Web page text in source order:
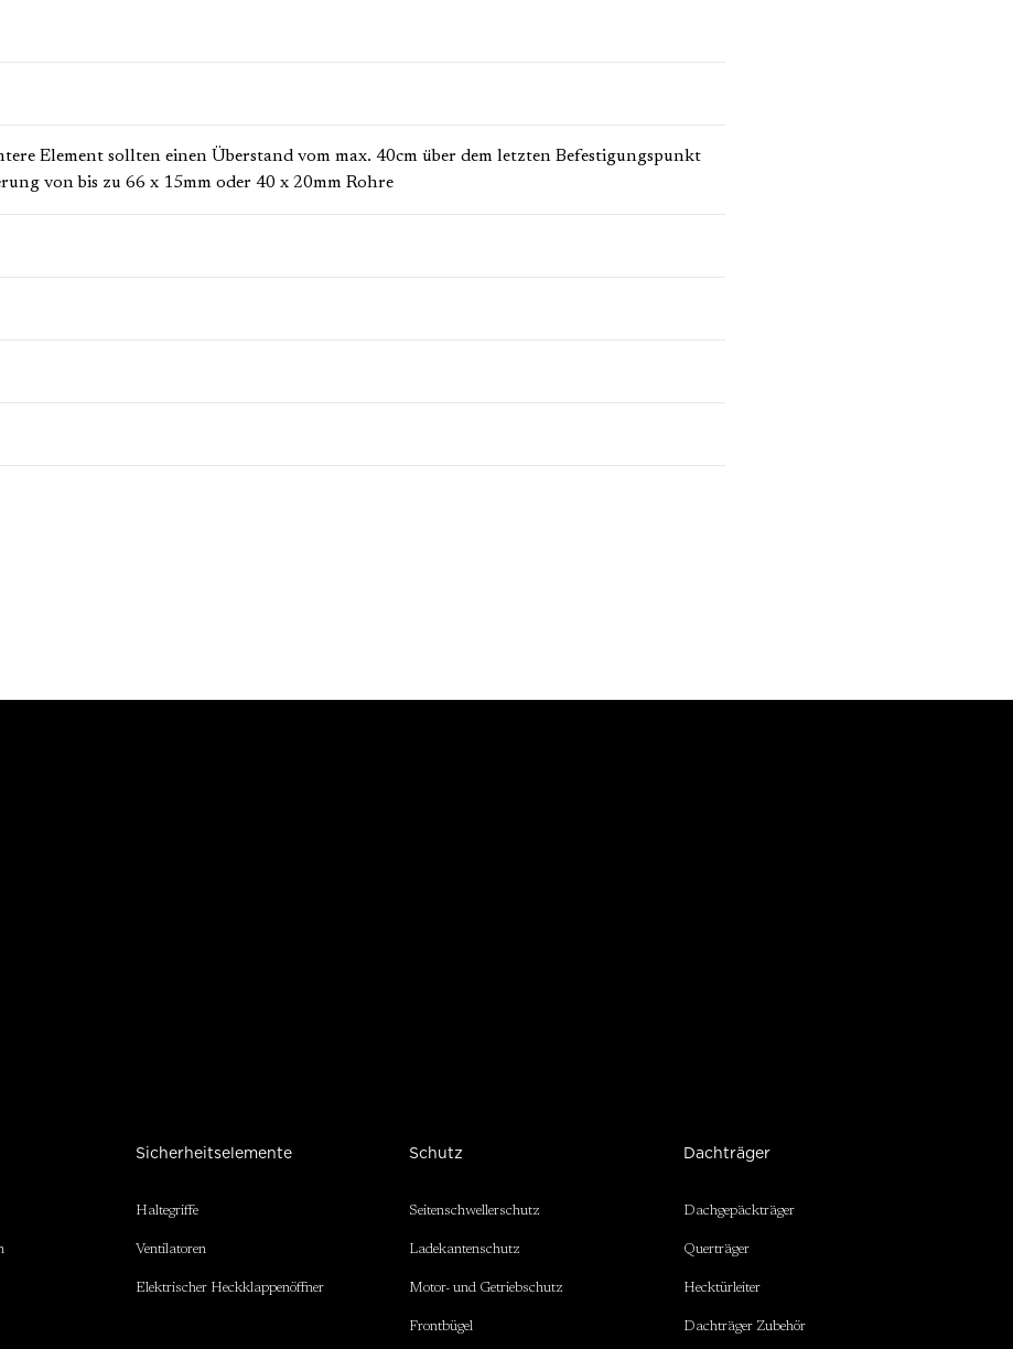
Element sollten einen Überstand vom max. 40cm über dem letzten Befestigungspunkt
von bis zu 66 x 15mm oder 40 x 20mm Rohre
Sicherheitselemente
Haltegriffe
Ventilatoren
Elektrischer Heckklappenöffner
Schutz
Seitenschwellerschutz
Ladekantenschutz
Motor- und Getriebschutz
Frontbügel
Dachträger
Dachgepäckträger
Querträger
Hecktürleiter
Dachträger Zubehör